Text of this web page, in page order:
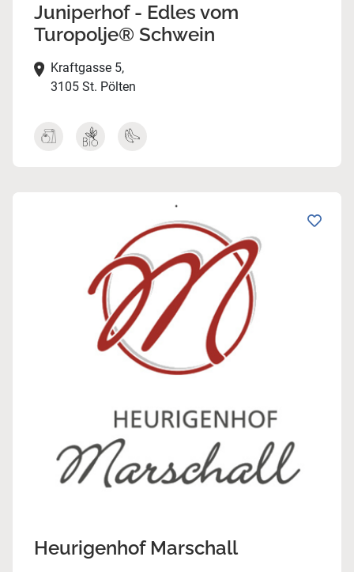
Juniperhof - Edles vom
Turopolje® Schwein
Kraftgasse 5,
3105 St. Pölten
Heurigenhof Marschall